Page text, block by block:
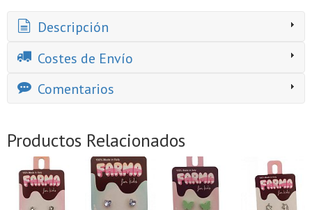
Descripción
Costes de Envío
Comentarios
Productos Relacionados